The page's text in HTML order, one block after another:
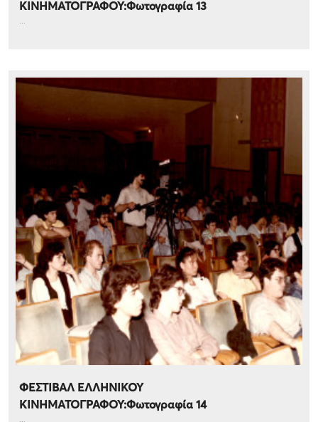
ΚΙΝΗΜΑΤΟΓΡΑΦΟΥ:Φωτογραφία 13
...
ΦΕΣΤΙΒΑΛ ΕΛΛΗΝΙΚΟΥ
ΚΙΝΗΜΑΤΟΓΡΑΦΟΥ:Φωτογραφία 14
...